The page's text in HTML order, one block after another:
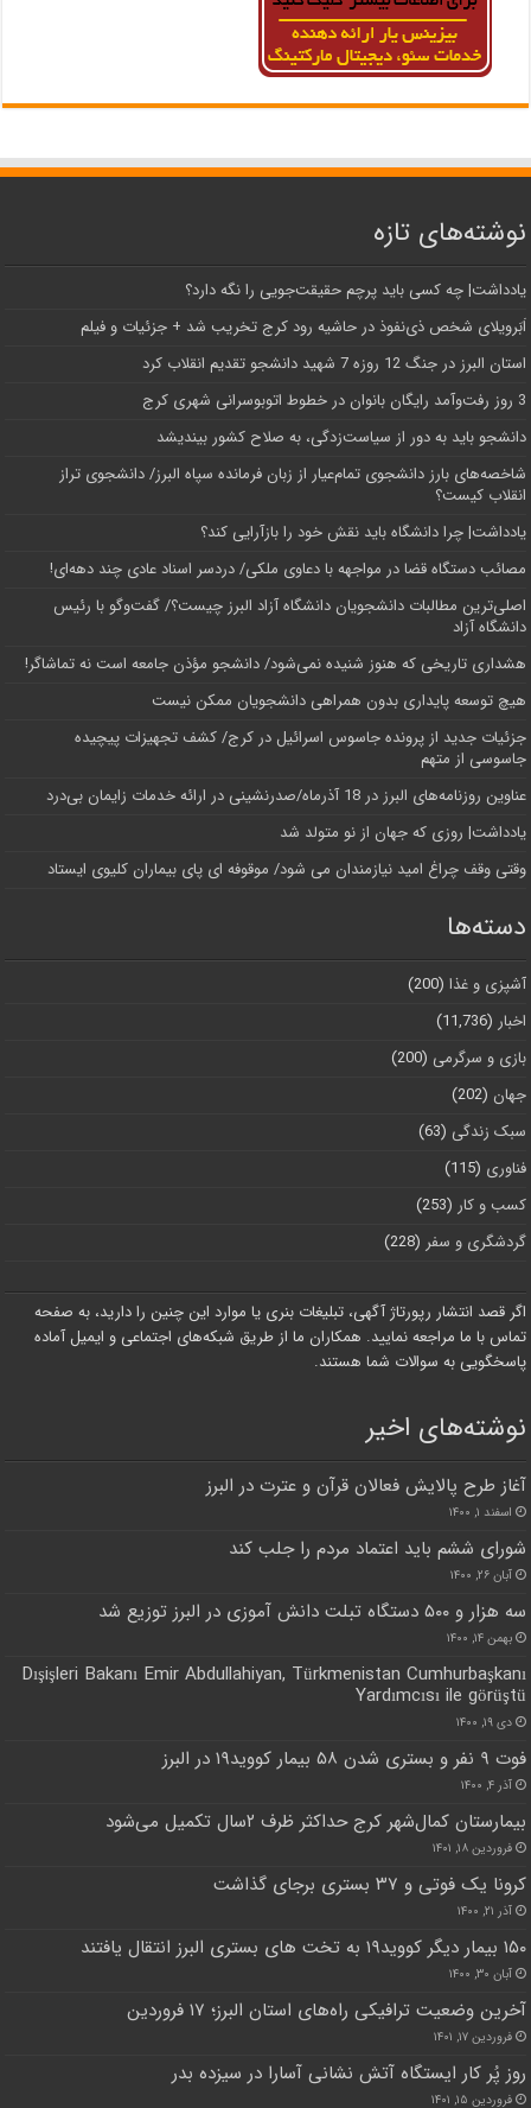
نوشته‌های تازه
یادداشت| ‌چه کسی باید پرچم حقیقت‌جویی را نگه دارد؟
اَبَر‌ویلای شخص ذی‌نفوذ در حاشیه‌ رود کرج تخریب شد + جزئیات و فیلم
استان البرز در جنگ 12 روزه 7 شهید دانشجو تقدیم انقلاب کرد
3 روز رفت‌وآمد رایگان بانوان در خطوط اتوبوسرانی شهری کرج
دانشجو باید به دور از سیاست‌زدگی، به صلاح کشور بیندیشد
شاخصه‌های بارز دانشجوی تمام‌عیار از زبان فرمانده سپاه البرز/ دانشجوی تراز
انقلاب کیست؟
یادداشت| چرا دانشگاه باید نقش خود را بازآرایی کند؟
مصائب دستگاه قضا در مواجهه با دعاوی ملکی/ دردسر اسناد عادی چند‌ دهه‌ای!
اصلی‌ترین مطالبات دانشجویان دانشگاه آزاد البرز چیست؟/ گفت‌وگو با رئیس
دانشگاه آز‌اد
هشداری تاریخی که هنوز شنیده نمی‌شود/ دانشجو مؤذن جامعه است نه تماشاگر!
هیچ توسعه پایداری بدون همراهی دانشجویان ممکن نیست
جزئیات جدید از پرونده جاسوس اسرائیل در کرج/‌ کشف تجهیزات پیچیده
جاسوسی از متهم
عناوین روزنامه‌های البرز در ‌18 آذرماه/صدرنشینی در ارائه خدمات زایمان بی‌درد
یادداشت| روزی که جهان از نو متولد شد
وقتی وقف چراغ امید نیازمندان می شود/ موقوفه ای پای بیماران کلیوی ایستاد
دسته‌ها
آشپزی و غذا (200)
اخبار (11,736)
بازی و سرگرمی (200)
جهان (202)
سبک زندگی (63)
فناوری (115)
کسب و کار (253)
گردشگری و سفر (228)
اگر قصد انتشار رپورتاژ آگهی، تبلیغات بنری یا موارد این چنین را دارید، به صفحه
تماس با ما مراجعه نمایید. همکاران ما از طریق شبکه‌های اجتماعی و ایمیل آماده
پاسخگویی به سوالات شما هستند.
نوشته‌های اخیر
آغاز طرح پالایش فعالان قرآن و عترت در البرز
اسفند ۱, ۱۴۰۰
شورای ششم باید اعتماد مردم را جلب کند
آبان ۲۶, ۱۴۰۰
سه هزار و ۵۰۰ دستگاه تبلت دانش آموزی در البرز توزیع شد
بهمن ۱۴, ۱۴۰۰
Dışişleri Bakanı Emir Abdullahiyan, Türkmenistan Cumhurbaşkanı
Yardımcısı ile görüştü
دی ۱۹, ۱۴۰۰
فوت ۹ نفر و بستری شدن ۵۸ بیمار کووید۱۹ در البرز
آذر ۴, ۱۴۰۰
بیمارستان کمال‌شهر کرج حداکثر ظرف ۲سال تکمیل می‌شود
فروردین ۱۸, ۱۴۰۱
کرونا یک فوتی و ۳۷ بستری برجای گذاشت
آذر ۲۱, ۱۴۰۰
۱۵۰ بیمار دیگر کووید۱۹ به تخت های بستری البرز انتقال یافتند
آبان ۳۰, ۱۴۰۰
آخرین وضعیت ترافیکی راه‌های استان البرز؛ ۱۷ فروردین
فروردین ۱۷, ۱۴۰۱
روز پُر کار ایستگاه آتش نشانی آسارا در سیزده بدر
فروردین ۱۵, ۱۴۰۱